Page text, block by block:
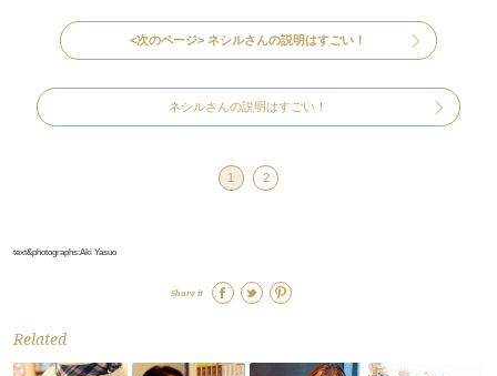
<次のページ>ネシルさんの説明はすごい！
ネシルさんの説明はすごい！
1 2
text&photographs:Aki Yasuo
Share it
Related